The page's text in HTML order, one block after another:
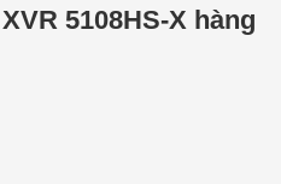
5108HS-X hàng